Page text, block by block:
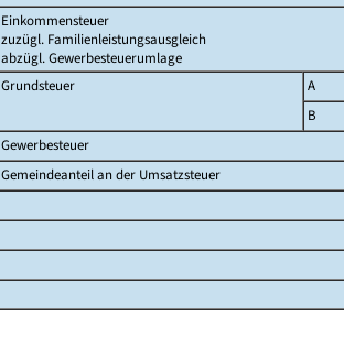
Einkommensteuer
zuzügl. Familienleistungsausgleich
abzügl. Gewerbesteuerumlage
Grundsteuer A
B
Gewerbesteuer
Gemeindeanteil an der Umsatzsteuer